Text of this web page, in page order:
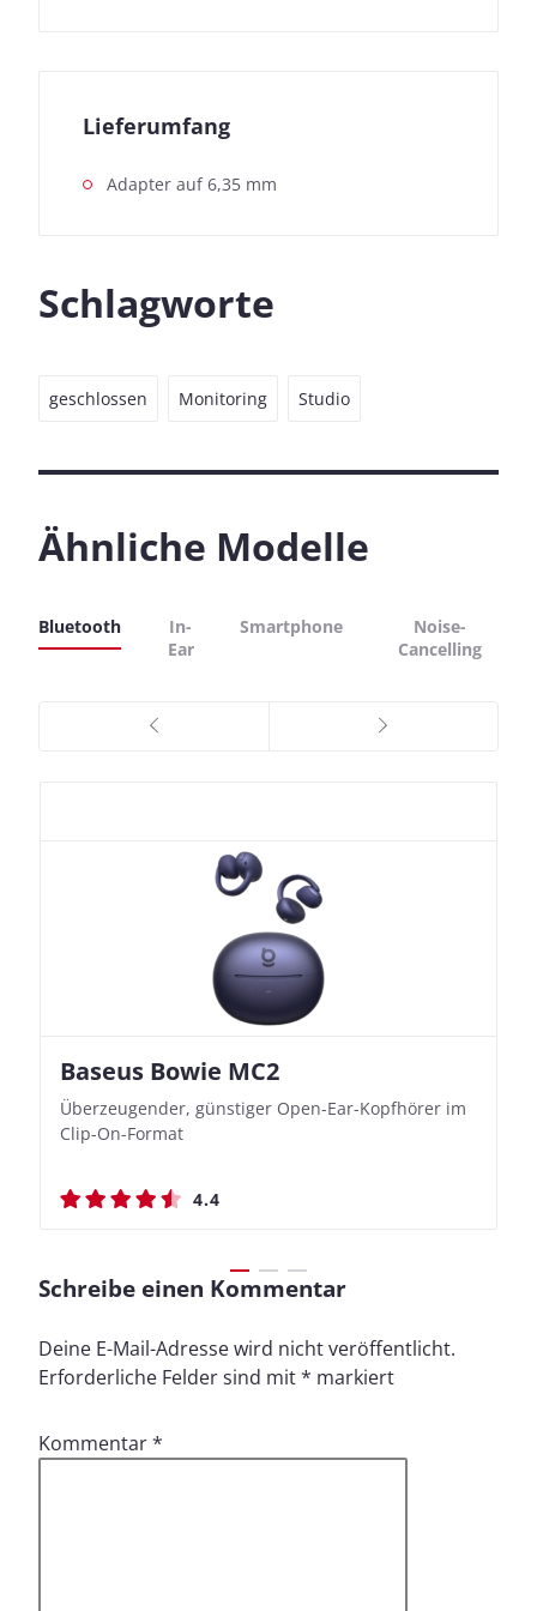
Lieferumfang
Adapter auf 6,35 mm
Schlagworte
geschlossen Monitoring Studio
Ähnliche Modelle
Bluetooth
In-
Ear
Smartphone
Noise-
Cancelling
Baseus Bowie MC2
Überzeugender, günstiger Open-Ear-Kopfhörer im
Clip-On-Format
4.4
Nothing Ear (3a)
Bassbetonte True Wireless In-Ears mit cleveren
Aufnahmefunktionen
4.4
JBL Live 780NC
Stylischer Over-Ear mit sattem Klang und
beeindruckender Ausdauer
4.5
JBL Live 780NC
Stylischer Over-Ear mit sattem Klang und
beeindruckender Ausdauer
4.5
Schreibe einen Kommentar
Deine E-Mail-Adresse wird nicht veröffentlicht.
Erforderliche Felder sind mit* markiert
Kommentar*